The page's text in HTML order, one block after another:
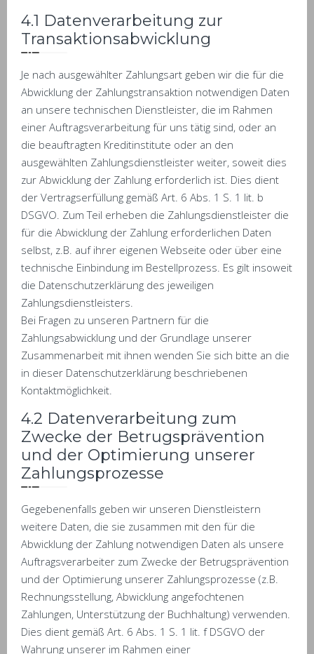
4.1 Datenverarbeitung zur
Transaktionsabwicklung
Je nach ausgewählter Zahlungsart geben wir die für die
Abwicklung der Zahlungstransaktion notwendigen Daten
an unsere technischen Dienstleister, die im Rahmen
einer Auftragsverarbeitung für uns tätig sind, oder an
die beauftragten Kreditinstitute oder an den
ausgewählten Zahlungsdienstleister weiter, soweit dies
zur Abwicklung der Zahlung erforderlich ist. Dies dient
der Vertragserfüllung gemäß Art. 6 Abs. 1 S. 1 lit. b
DSGVO. Zum Teil erheben die Zahlungsdienstleister die
für die Abwicklung der Zahlung erforderlichen Daten
selbst, z.B. auf ihrer eigenen Webseite oder über eine
technische Einbindung im Bestellprozess. Es gilt insoweit
die Datenschutzerklärung des jeweiligen
Zahlungsdienstleisters.
Bei Fragen zu unseren Partnern für die
Zahlungsabwicklung und der Grundlage unserer
Zusammenarbeit mit ihnen wenden Sie sich bitte an die
in dieser Datenschutzerklärung beschriebenen
Kontaktmöglichkeit.
4.2 Datenverarbeitung zum
Zwecke der Betrugsprävention
und der Optimierung unserer
Zahlungsprozesse
Gegebenenfalls geben wir unseren Dienstleistern
weitere Daten, die sie zusammen mit den für die
Abwicklung der Zahlung notwendigen Daten als unsere
Auftragsverarbeiter zum Zwecke der Betrugsprävention
und der Optimierung unserer Zahlungsprozesse (z.B.
Rechnungsstellung, Abwicklung angefochtenen
Zahlungen, Unterstützung der Buchhaltung) verwenden.
Dies dient gemäß Art. 6 Abs. 1 S. 1 lit. f DSGVO der
Wahrung unserer im Rahmen einer